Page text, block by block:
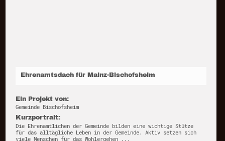
Ehrenamtsdach für Mainz-Bischofsheim
Ein Projekt von:
Gemeinde Bischofsheim
Kurzportrait:
Die Ehrenamtlichen der Gemeinde bilden eine wichtige Stütze
für das alltägliche Leben in der Gemeinde. Aktiv setzen sich
viele Menschen für das Wohlergehen ...